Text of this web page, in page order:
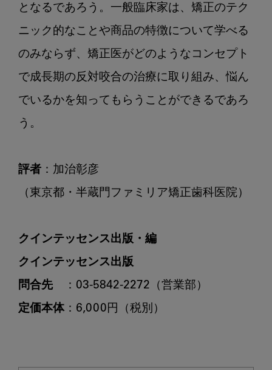
となるであろう。一般臨床家は、矯正のテク
ニック的なことや商品の特徴について学べる
のみならず、矯正医がどのようなコンセプト
で成長期の反対咬合の治療に取り組み、悩ん
でいるかを知ってもらうことができるであろ
う。
評者 ：加治彰彦
（東京都・半蔵門ファミリア矯正歯科医院）
クインテッセンス出版・編
クインテッセンス出版
問合先
定価本体：6,000円（税別）